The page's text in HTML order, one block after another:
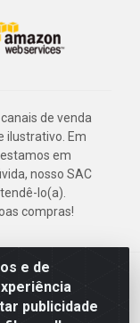
e de
publicidade
de venda
ilustrativo. Em
em
nosso SAC
lo(a).
compras!
de Morais, 2471 -
24.150.377/0003-